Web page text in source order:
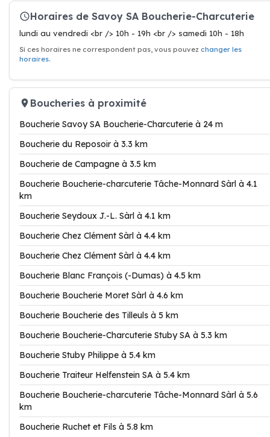
Horaires de Savoy SA Boucherie-Charcuterie
lundi au vendredi <br /> 10h - 19h <br /> samedi 10h - 18h
Si ces horaires ne correspondent pas, vous pouvez changer les
horaires.
Boucheries à proximité
Boucherie Savoy SA Boucherie-Charcuterie à 24 m
Boucherie du Reposoir à 3.3 km
Boucherie de Campagne à 3.5 km
Boucherie Boucherie-charcuterie Tâche-Monnard Sàrl à 4.1
km
Boucherie Seydoux J.-L. Sàrl à 4.1 km
Boucherie Chez Clément Sàrl à 4.4 km
Boucherie Chez Clément Sàrl à 4.4 km
Boucherie Blanc François (-Dumas) à 4.5 km
Boucherie Boucherie Moret Sàrl à 4.6 km
Boucherie Boucherie des Tilleuls à 5 km
Boucherie Boucherie-Charcuterie Stuby SA à 5.3 km
Boucherie Stuby Philippe à 5.4 km
Boucherie Traiteur Helfenstein SA à 5.4 km
Boucherie Boucherie-charcuterie Tâche-Monnard Sàrl à 5.6
km
Boucherie Ruchet et Fils à 5.8 km